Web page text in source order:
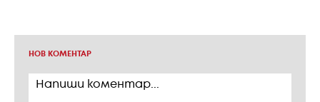
НОВ КОМЕНТАР